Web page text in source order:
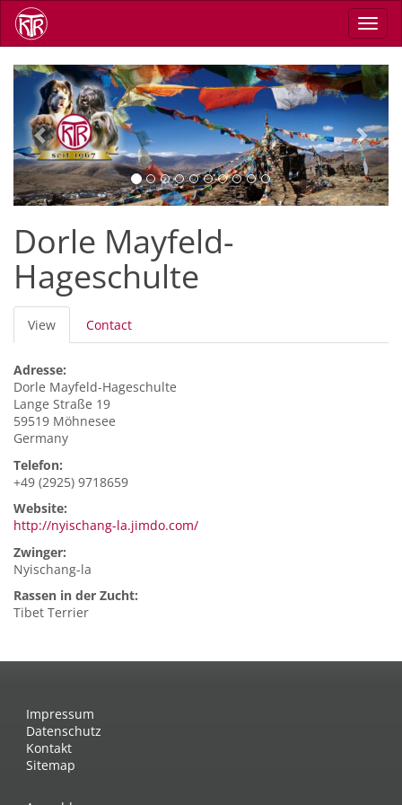
Skip
main
Previous Next
Dorle Mayfeld-
Hageschulte
Primary
tabs
View (active
tab)
Contact
Adresse:
Dorle Mayfeld-Hageschulte
Lange Straße 19
59519 Möhnesee
Germany
Telefon:
+49 (2925) 9718659
Website:
http://nyischang-la.jimdo.com/
Zwinger:
Nyischang-la
Rassen in der Zucht:
Tibet Terrier
Impressum
Datenschutz
Kontakt
Sitemap